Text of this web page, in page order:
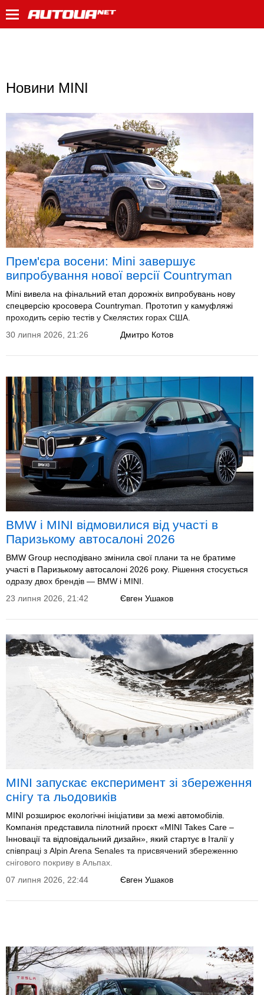
Новини MINI
Прем'єра восени: Mini завершує
випробування нової версії Countryman
Mini вивела на фінальний етап дорожніх випробувань нову
спецверсію кросовера Countryman. Прототип у камуфляжі
проходить серію тестів у Скелястих горах США.
Дмитро Котов
30 липня 2026, 21:26
BMW і MINI відмовилися від участі в
Паризькому автосалоні 2026
BMW Group несподівано змінила свої плани та не братиме
участі в Паризькому автосалоні 2026 року. Рішення стосується
одразу двох брендів — BMW і MINI.
Євген Ушаков
23 липня 2026, 21:42
MINI запускає експеримент зі збереження
снігу та льодовиків
MINI розширює екологічні ініціативи за межі автомобілів.
Компанія представила пілотний проєкт «MINI Takes Care –
Інновації та відповідальний дизайн», який стартує в Італії у
співпраці з Alpin Arena Senales та присвячений збереженню
снігового покриву в Альпах.
Євген Ушаков
07 липня 2026, 22:44